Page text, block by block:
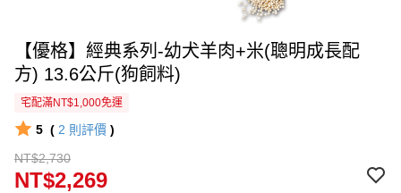
【優格】經典系列-幼犬羊肉+米(聰明成長配
方) 13.6公斤(狗飼料)
宅配滿NT$1,000免運
5 ( 2 則評價 )
NT$2,730
NT$2,269